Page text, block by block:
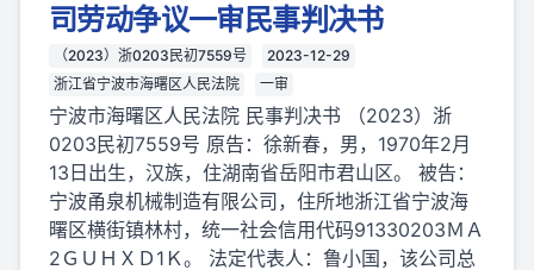
司劳动争议一审民事判决书
（2023）浙0203民初7559号
2023-12-29
浙江省宁波市海曙区人民法院
一审
宁波市海曙区人民法院 民事判决书 （2023）浙
0203民初7559号 原告：徐新春，男，1970年2月
13日出生，汉族，住湖南省岳阳市君山区。 被告：
宁波甬泉机械制造有限公司，住所地浙江省宁波海
曙区横街镇林村，统一社会信用代码91330203ＭＡ
2ＧＵＨＸＤ1Ｋ。 法定代表人：鲁小国，该公司总